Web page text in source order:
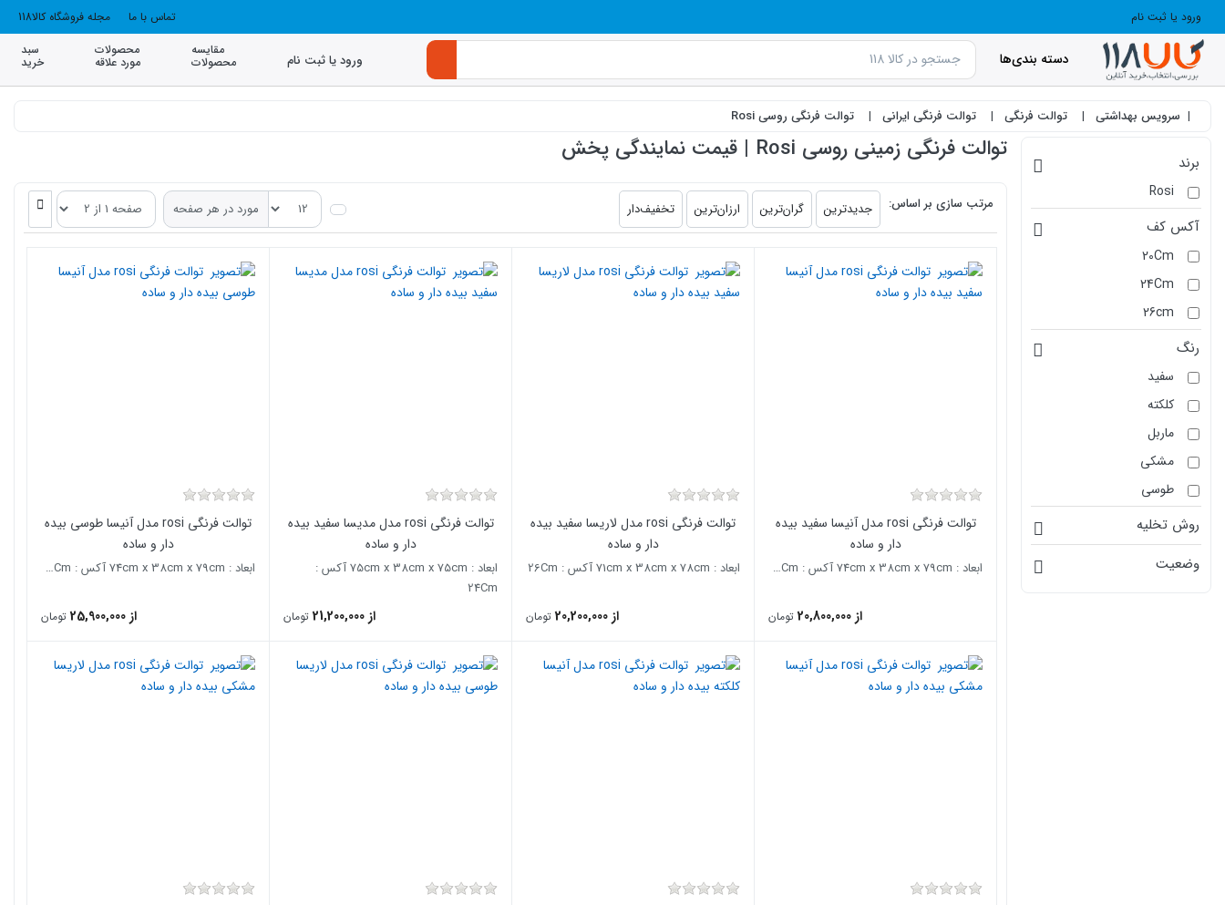
ورود یا ثبت نام تماس با ما مجله فروشگاه کالا118
دسته بندی‌ها ورود یا ثبت نام
مقایسه
محصولات
محصولات
مورد علاقه
سبد
خرید
سرویس بهداشتی توالت فرنگی توالت فرنگی ایرانی توالت فرنگی روسی Rosi
برند
Rosi
آکس کف
20Cm
24Cm
26cm
رنگ
سفید
کلکته
ماربل
مشکی
طوسی
روش تخلیه
وضعیت
توالت فرنگی زمینی روسی Rosi | قیمت نمایندگی پخش
products.productlist
مرتب سازی بر اساس: جدیدترین گران‌ترین ارزان‌ترین تخفیف‌دار مورد در هر صفحه
توالت فرنگی rosi مدل آنیسا سفید بیده
دار و ساده
ابعاد : 74cm x 38cm x 79cm آکس : 26Cm
از 20,800,000 تومان
توالت فرنگی rosi مدل لاریسا سفید بیده
دار و ساده
ابعاد : 71cm x 38cm x 78cm آکس : 26Cm
از 20,200,000 تومان
توالت فرنگی rosi مدل مدیسا سفید بیده
دار و ساده
ابعاد : 75cm x 38cm x 75cm آکس :
24Cm
از 21,200,000 تومان
توالت فرنگی rosi مدل آنیسا طوسی بیده
دار و ساده
ابعاد : 74cm x 38cm x 79cm آکس : 26Cm
از 25,900,000 تومان